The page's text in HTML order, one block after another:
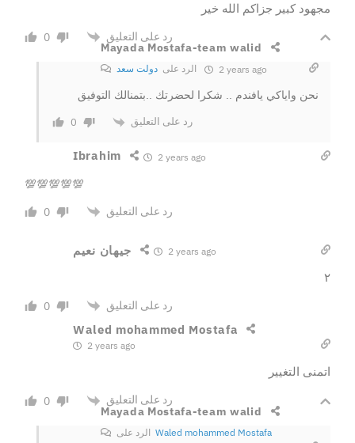
مجهود كبير جزاكم الله خير
0 رد على التعليق
Mayada Mostafa-team walid
الرد على دولت سعد 2 years ago
نحن واياكي يافندم .. شكرا لحضرتك ..بتمنالك التوفيق
0 رد على التعليق
Ibrahim 2 years ago
💯💯💯💯💯
0 رد على التعليق
جيهان نعيم 2 years ago
٢
0 رد على التعليق
Waled mohammed Mostafa
2 years ago
اتمنى التغيير
0 رد على التعليق
Mayada Mostafa-team walid
Waled mohammed Mostafa